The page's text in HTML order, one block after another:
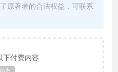
原著者的合法权益，可联系
下付费内容